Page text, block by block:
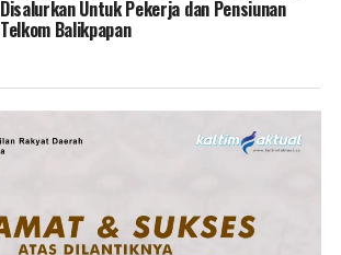
Disalurkan Untuk Pekerja dan Pensiunan
Telkom Balikpapan